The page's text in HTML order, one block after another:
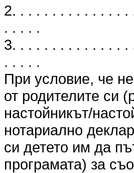
2. . . . . . . . . . . . . .
. . . . .
3. . . . . . . . . . . . . .
. . . . .
При условие, че
от родителите си
настойникът/
нотариално
си детето им да
програмата) за